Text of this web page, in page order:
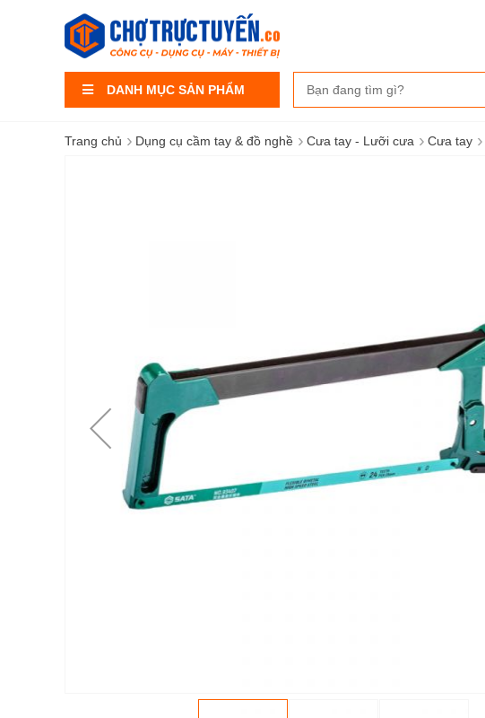
DANH MỤC SẢN PHẨM
Trang chủ › Dụng cụ cầm tay & đồ nghề › Cưa tay - Lưỡi cưa › Cưa tay ›